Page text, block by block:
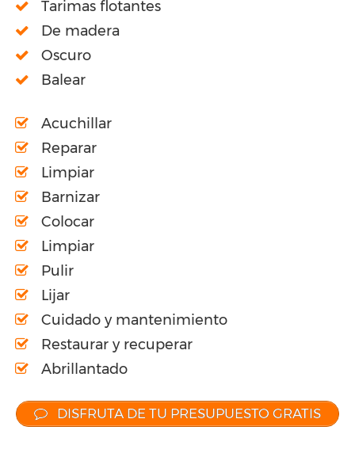
Tarimas flotantes
De madera
Oscuro
Balear
Acuchillar
Reparar
Limpiar
Barnizar
Colocar
Limpiar
Pulir
Lijar
Cuidado y mantenimiento
Restaurar y recuperar
Abrillantado
DISFRUTA DE TU PRESUPUESTO GRATIS